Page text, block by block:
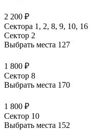
2 200 ₽
Сектора 1, 2, 8, 9, 10, 16
Сектор 2
Выбрать места 127
1 800 ₽
Сектор 8
Выбрать места 170
1 800 ₽
Сектор 10
Выбрать места 152